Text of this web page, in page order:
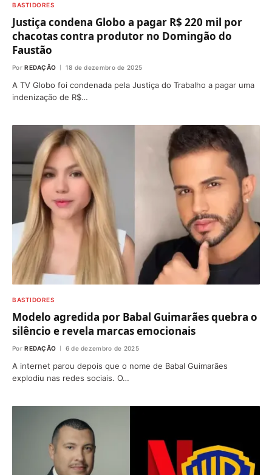
BASTIDORES
Justiça condena Globo a pagar R$ 220 mil por
chacotas contra produtor no Domingão do
Faustão
Por REDAÇÃO 18 de dezembro de 2025
A TV Globo foi condenada pela Justiça do Trabalho a pagar uma
indenização de R$…
BASTIDORES
Modelo agredida por Babal Guimarães quebra o
silêncio e revela marcas emocionais
Por REDAÇÃO 6 de dezembro de 2025
A internet parou depois que o nome de Babal Guimarães
explodiu nas redes sociais. O…